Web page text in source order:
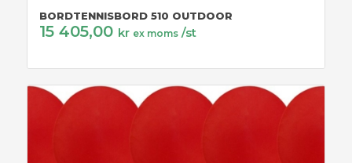
BORDTENNISBORD 510 OUTDOOR
15 405,00 kr ex moms /st